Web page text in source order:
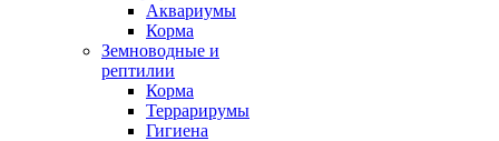
Аквариумы
Корма
Земноводные и
рептилии
Корма
Террарирумы
Гигиена